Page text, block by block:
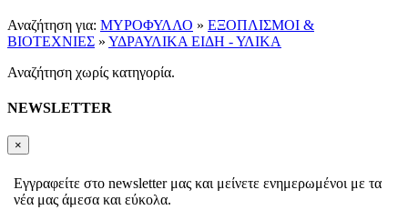
Αναζήτηση για: ΜΥΡΟΦΥΛΛΟ » ΕΞΟΠΛΙΣΜΟΙ &
ΒΙΟΤΕΧΝΙΕΣ » ΥΔΡΑΥΛΙΚΑ ΕΙΔΗ - ΥΛΙΚΑ
Αναζήτηση χωρίς κατηγορία.
NEWSLETTER
×
Εγγραφείτε στο newsletter μας και μείνετε ενημερωμένοι με τα
νέα μας άμεσα και εύκολα.